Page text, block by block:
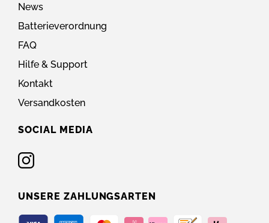
News
Batterieverordnung
FAQ
Hilfe & Support
Kontakt
Versandkosten
SOCIAL MEDIA
UNSERE ZAHLUNGSARTEN